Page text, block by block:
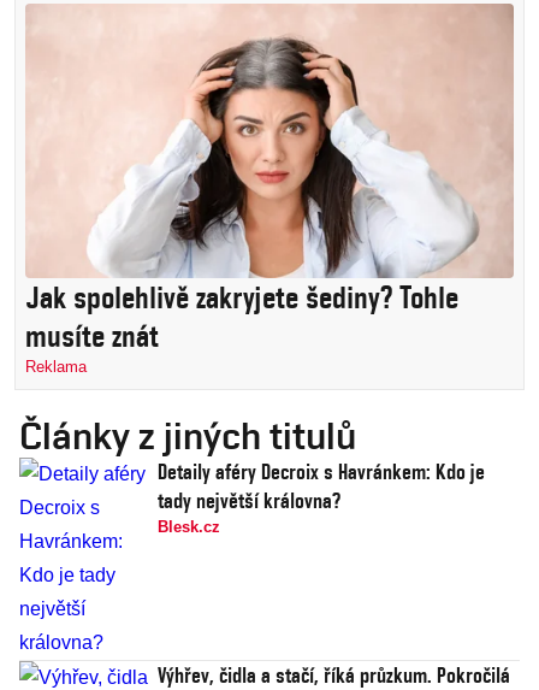
Jak spolehlivě zakryjete šediny? Tohle
musíte znát
Reklama
Články z jiných titulů
Detaily aféry Decroix s Havránkem: Kdo je
tady největší královna?
Blesk.cz
Výhřev, čidla a stačí, říká průzkum. Pokročilá